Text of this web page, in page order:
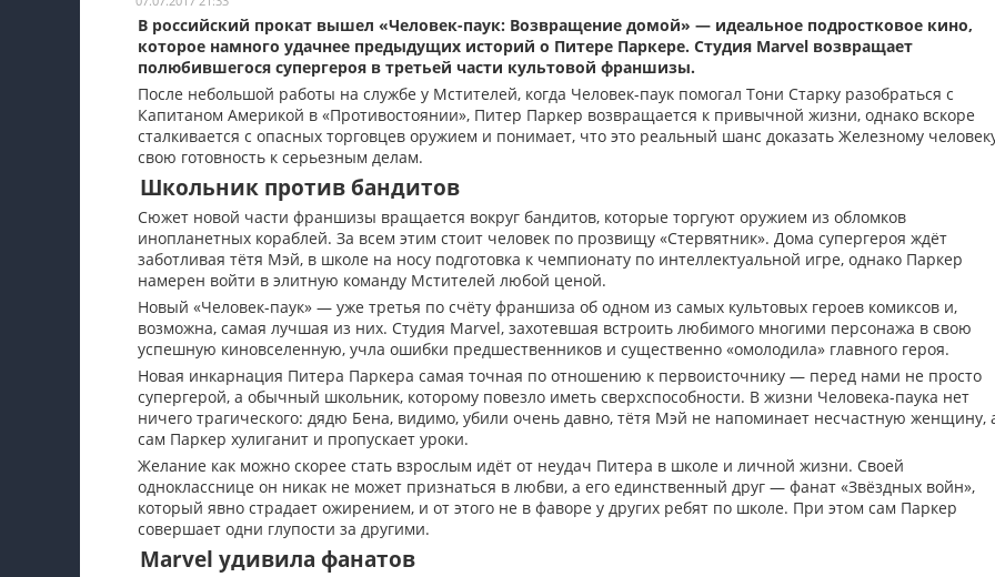
Мои материалы
Мои места
Моя личная афиша
Перечитать
В российский прокат вышел «Человек-паук: Возвращение домой» — идеальное подростковое кино,
которое намного удачнее предыдущих историй о Питере Паркере. Студия Marvel возвращает
полюбившегося супергероя в третьей части культовой франшизы.
После небольшой работы на службе у Мстителей, когда Человек-паук помогал Тони Старку разобраться с
Капитаном Америкой в «Противостоянии», Питер Паркер возвращается к привычной жизни, однако вскоре
сталкивается с опасных торговцев оружием и понимает, что это реальный шанс доказать Железному
свою готовность к серьезным делам.
Школьник против бандитов
Сюжет новой части франшизы вращается вокруг бандитов, которые торгуют оружием из обломков
инопланетных кораблей. За всем этим стоит человек по прозвищу «Стервятник». Дома супергероя ждёт
заботливая тётя Мэй, в школе на носу подготовка к чемпионату по интеллектуальной игре, однако Паркер
намерен войти в элитную команду Мстителей любой ценой.
Новый «Человек-паук» — уже третья по счёту франшиза об одном из самых культовых героев комиксов и,
возможна, самая лучшая из них. Студия Marvel, захотевшая встроить любимого многими персонажа в свою
успешную киновселенную, учла ошибки предшественников и существенно «омолодила» главного героя.
Новая инкарнация Питера Паркера самая точная по отношению к первоисточнику — перед нами не просто
супергерой, а обычный школьник, которому повезло иметь сверхспособности. В жизни Человека-паука нет
ничего трагического: дядю Бена, видимо, убили очень давно, тётя Мэй не напоминает несчастную женщину,
сам Паркер хулиганит и пропускает уроки.
Желание как можно скорее стать взрослым идёт от неудач Питера в школе и личной жизни. Своей
однокласснице он никак не может признаться в любви, а его единственный друг — фанат «Звёздных войн»,
который явно страдает ожирением, и от этого не в фаворе у других ребят по школе. При этом сам Паркер
совершает одни глупости за другими.
Marvel удивила фанатов